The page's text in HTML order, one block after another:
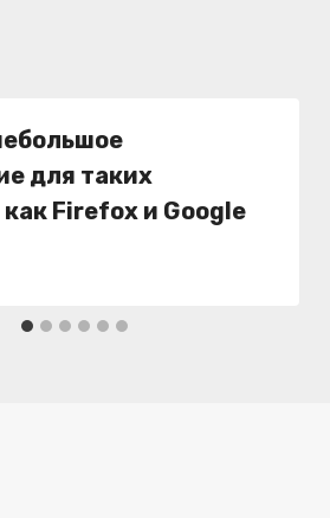
для таких
как Firefox и Google